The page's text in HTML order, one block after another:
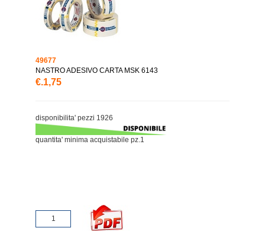
49677
NASTRO ADESIVO CARTA MSK 6143
€.1,75
disponibilita' pezzi 1926
quantita' minima acquistabile pz.1